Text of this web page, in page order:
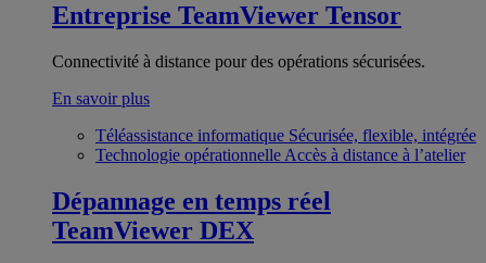
Entreprise TeamViewer Tensor
Connectivité à distance pour des opérations sécurisées.
En savoir plus
Téléassistance informatique Sécurisée, flexible, intégrée
Technologie opérationnelle Accès à distance à l’atelier
Dépannage en temps réel
TeamViewer DEX